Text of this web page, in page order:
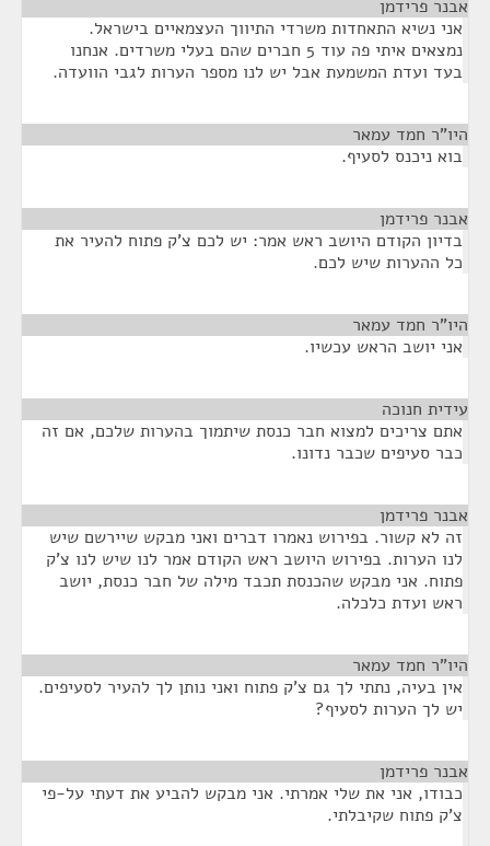
אבנר פרידמן
אני נשיא התאחדות משרדי התיווך העצמאיים בישראל.
נמצאים איתי פה עוד 5 חברים שהם בעלי משרדים. אנחנו
בעד ועדת המשמעת אבל יש לנו מספר הערות לגבי הוועדה.
היו"ר חמד עמאר
בוא ניכנס לסעיף.
אבנר פרידמן
בדיון הקודם היושב ראש אמר: יש לכם צ'ק פתוח להעיר את
כל ההערות שיש לכם.
היו"ר חמד עמאר
אני יושב הראש עכשיו.
עידית חנוכה
אתם צריכים למצוא חבר כנסת שיתמוך בהערות שלכם, אם זה
כבר סעיפים שכבר נדונו.
אבנר פרידמן
זה לא קשור. בפירוש נאמרו דברים ואני מבקש שיירשם שיש
לנו הערות. בפירוש היושב ראש הקודם אמר לנו שיש לנו צ'ק
פתוח. אני מבקש שהכנסת תכבד מילה של חבר כנסת, יושב
ראש ועדת כלכלה.
היו"ר חמד עמאר
אין בעיה, נתתי לך גם צ'ק פתוח ואני נותן לך להעיר לסעיפים.
יש לך הערות לסעיף?
אבנר פרידמן
כבודו, אני את שלי אמרתי. אני מבקש להביע את דעתי על-פי
צ'ק פתוח שקיבלתי.